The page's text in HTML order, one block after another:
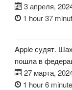
3 апреля,
1 hour 37
Apple судят.
пошла в
27 марта,
1 hour 6